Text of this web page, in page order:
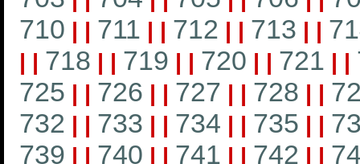
710 | | 711 | | 712 | | 713 | |
| | 718 | | 719 | | 720 | | 721 | |
725 | | 726 | | 727 | | 728 | |
732 | | 733 | | 734 | | 735 | |
739 | | 740 | | 741 | | 742 | |